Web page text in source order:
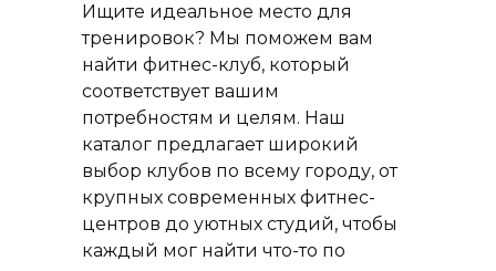
Ищите идеальное место для
тренировок? Мы поможем вам
найти фитнес-клуб, который
соответствует вашим
потребностям и целям. Наш
каталог предлагает широкий
выбор клубов по всему городу, от
крупных современных фитнес-
центров до уютных студий, чтобы
каждый мог найти что-то по